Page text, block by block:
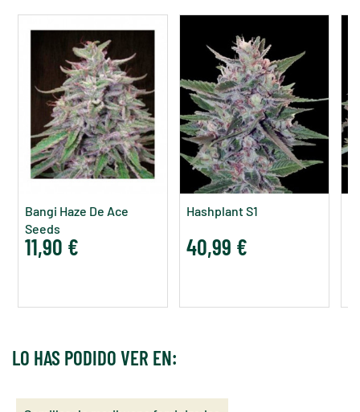
Bangi Haze De Ace
Seeds
11,90 €
Hashplant S1
40,99 €
LO HAS PODIDO VER EN: